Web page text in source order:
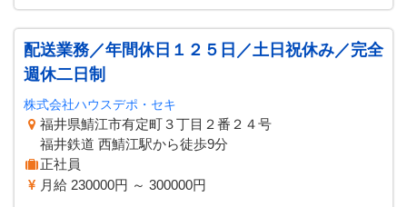
配送業務／年間休日１２５日／土日祝休み／完全
週休二日制
株式会社ハウスデポ・セキ
福井県鯖江市有定町３丁目２番２４号
福井鉄道 西鯖江駅から徒歩9分
正社員
月給 230000円 ～ 300000円